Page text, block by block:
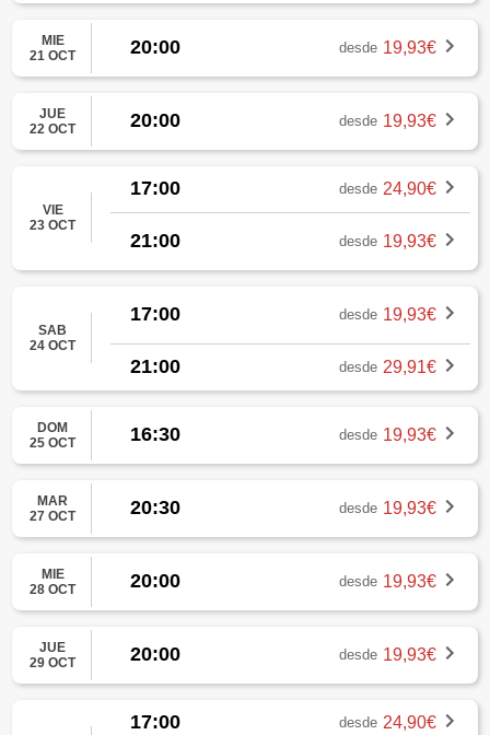
MIE
21 OCT
20:00 desde 19,93€
JUE
22 OCT
20:00 desde 19,93€
VIE
23 OCT
17:00 desde 24,90€
21:00 desde 19,93€
SAB
24 OCT
17:00 desde 19,93€
21:00 desde 29,91€
DOM
25 OCT
16:30 desde 19,93€
MAR
27 OCT
20:30 desde 19,93€
MIE
28 OCT
20:00 desde 19,93€
JUE
29 OCT
20:00 desde 19,93€
17:00 desde 24,90€